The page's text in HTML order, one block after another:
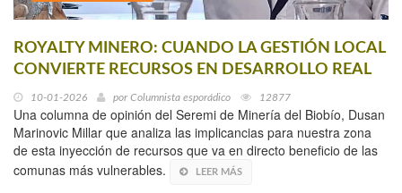
ROYALTY MINERO: CUANDO LA GESTIÓN LOCAL
CONVIERTE RECURSOS EN DESARROLLO REAL
10-01-2026 por Columnista esporádico 12877
Una columna de opinión del Seremi de Minería del Biobío, Dusan
Marinovic Millar que analiza las implicancias para nuestra zona
de esta inyección de recursos que va en directo beneficio de las
comunas más vulnerables.
LEER MÁS